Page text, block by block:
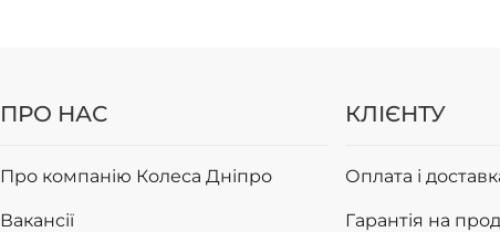
ПРО НАС
Про компанію Колеса Дніпро
Вакансії
КЛІЄНТУ
Оплата і
Гарантія на